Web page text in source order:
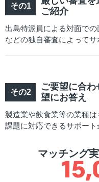
ご紹介
出島特派員による対面で
などの独自審査によってサ
ご要望に合
望にお答え
製造業や飲食業等の業種
課題に対応できるサポート
マッチング